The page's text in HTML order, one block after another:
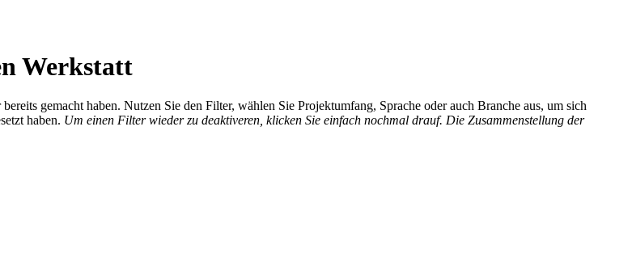
Werkstatt
gemacht haben. Nutzen Sie den Filter, wählen Sie Projektumfang, Sprache oder auch Branche aus, um sich
haben. Um einen Filter wieder zu deaktiveren, klicken Sie einfach nochmal drauf. Die Zusammenstellung der